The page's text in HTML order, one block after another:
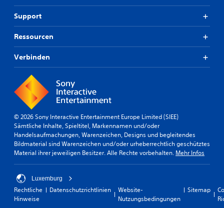
Support
Ressourcen
Verbinden
© 2026 Sony Interactive Entertainment Europe Limited (SIEE)
Sämtliche Inhalte, Spieltitel, Markennamen und/oder
Handelsaufmachungen, Warenzeichen, Designs und begleitendes
Bildmaterial sind Warenzeichen und/oder urheberrechtlich geschütztes
Material ihrer jeweiligen Besitzer. Alle Rechte vorbehalten. Mehr Infos
Luxemburg
Rechtliche
Hinweise
Datenschutzrichtlinien
Website-
Nutzungsbedingungen
Sitemap